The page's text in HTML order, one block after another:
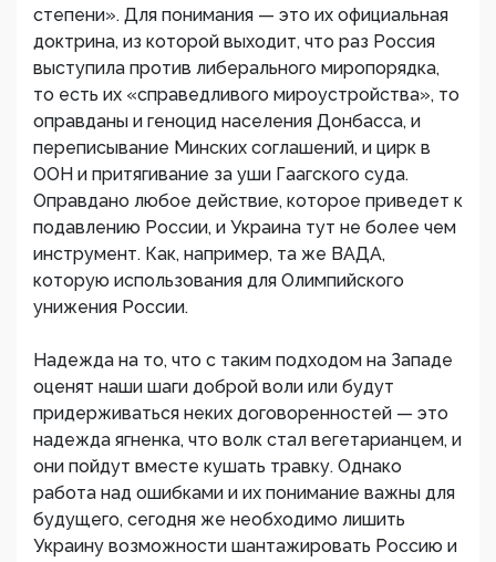
степени». Для понимания — это их официальная
доктрина, из которой выходит, что раз Россия
выступила против либерального миропорядка,
то есть их «справедливого мироустройства», то
оправданы и геноцид населения Донбасса, и
переписывание Минских соглашений, и цирк в
ООН и притягивание за уши Гаагского суда.
Оправдано любое действие, которое приведет к
подавлению России, и Украина тут не более чем
инструмент. Как, например, та же ВАДА,
которую использования для Олимпийского
унижения России.
Надежда на то, что с таким подходом на Западе
оценят наши шаги доброй воли или будут
придерживаться неких договоренностей — это
надежда ягненка, что волк стал вегетарианцем, и
они пойдут вместе кушать травку. Однако
работа над ошибками и их понимание важны для
будущего, сегодня же необходимо лишить
Украину возможности шантажировать Россию и